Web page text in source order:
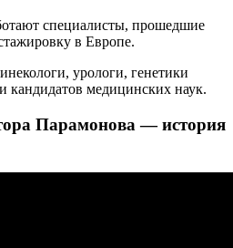
специалисты, прошедшие
в Европе.
урологи, генетики
кандидатов медицинских наук.
Парамонова — история